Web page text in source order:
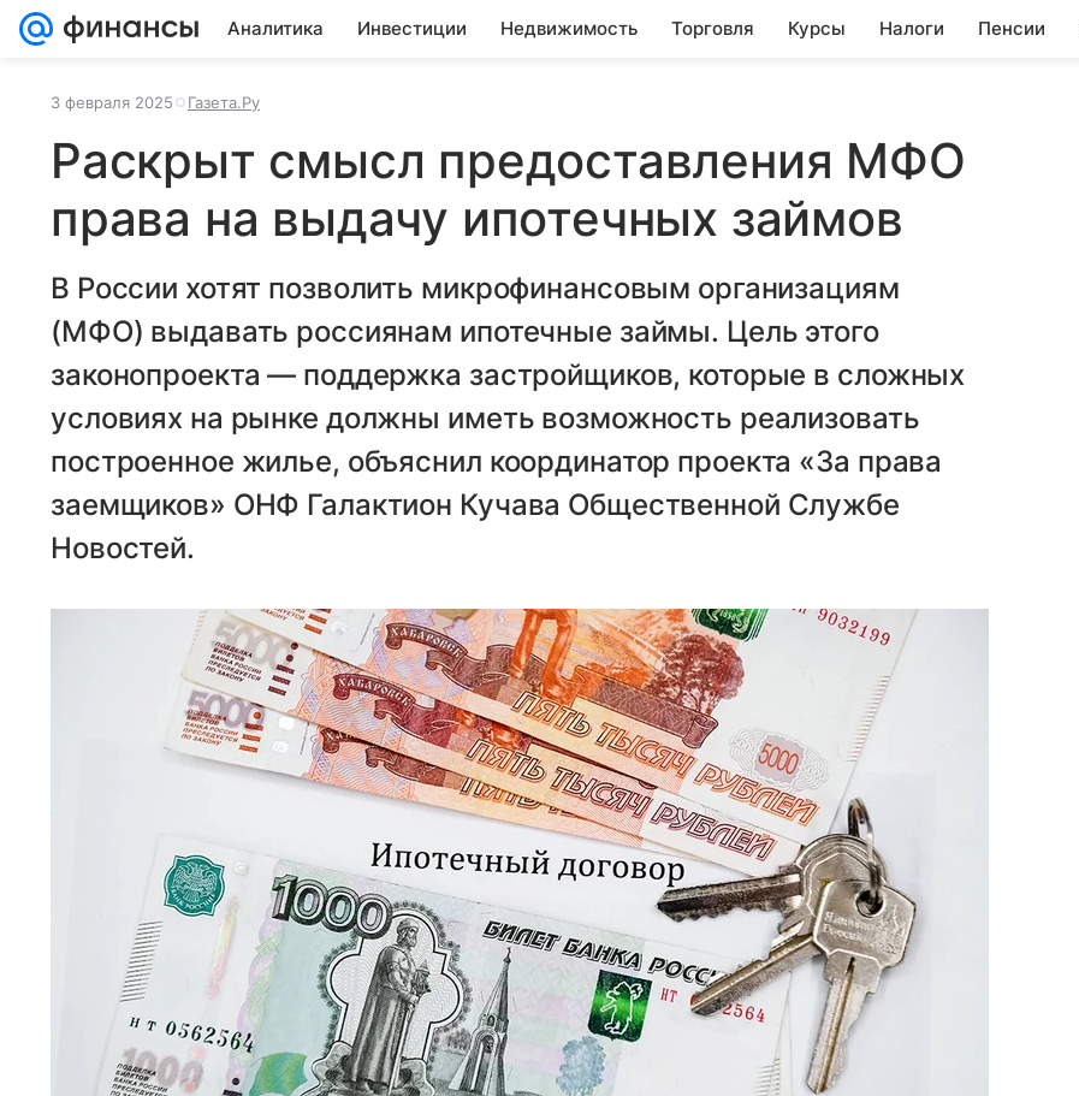
Аналитика Инвестиции Недвижимость Торговля Курсы Налоги Пенсии
3 февраля 2025 Газета.Ру
Раскрыт смысл предоставления МФО
права на выдачу ипотечных займов
В России хотят позволить микрофинансовым организациям
(МФО) выдавать россиянам ипотечные займы. Цель этого
законопроекта — поддержка застройщиков, которые в сложных
условиях на рынке должны иметь возможность реализовать
построенное жилье, объяснил координатор проекта «За права
заемщиков» ОНФ Галактион Кучава Общественной Службе
Новостей.